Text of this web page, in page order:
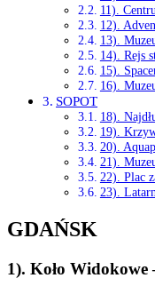
11).
12).
13).
14). Rejs
15).
16).
SOPOT
18).
19).
20).
21).
22). Plac
23).
GDAŃSK
1). Koło Widokowe